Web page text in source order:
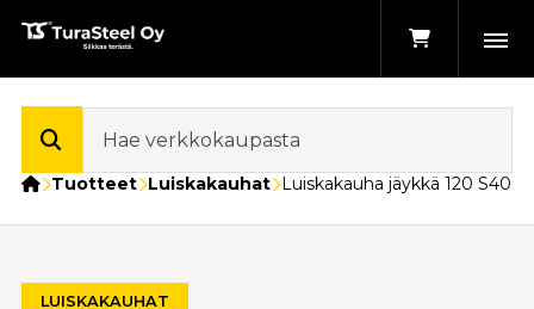
Etusivu
Tuotteet Luiskakauhat Luiskakauha jäykkä 120 S40
LUISKAKAUHAT